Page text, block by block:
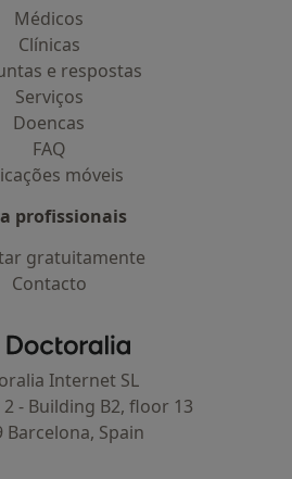
Médicos
Clínicas
e respostas
Serviços
Doencas
FAQ
móveis
profissionais
gratuitamente
Contacto
Doctoralia - Homepage
Internet SL
2 - Building B2, floor 13
Barcelona, Spain